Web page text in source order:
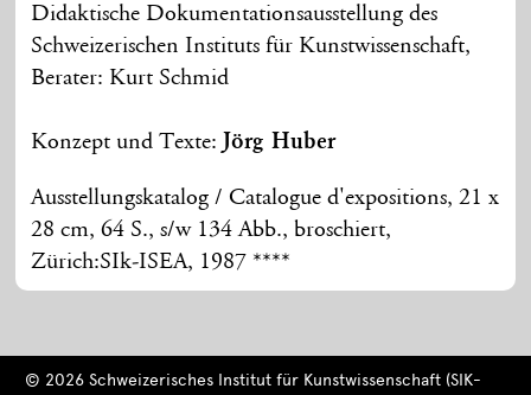
Didaktische Dokumentationsausstellung des
Schweizerischen Instituts für Kunstwissenschaft,
Berater: Kurt Schmid
Konzept und Texte: Jörg Huber
Ausstellungskatalog / Catalogue d'expositions, 21 x
28 cm, 64 S., s/w 134 Abb., broschiert,
Zürich:SIk-ISEA, 1987 ****
© 2026 Schweizerisches Institut für Kunstwissenschaft (SIK-